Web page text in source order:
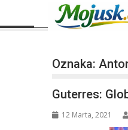
Oznaka:
Guterres:
12 Marta, 2021